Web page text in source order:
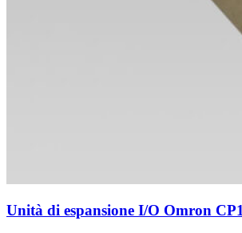
Unità di espansione I/O Omron